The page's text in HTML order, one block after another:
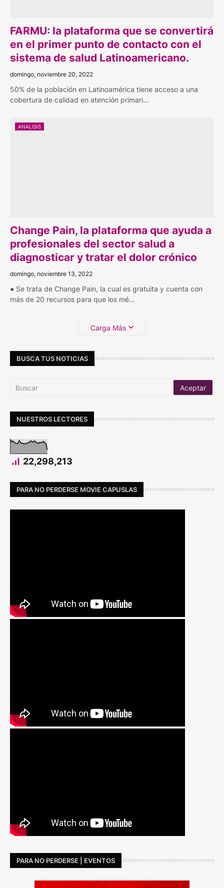
FARMU: la plataforma que se convertirá
en el primer punto de contacto con el
sistema de salud Latinoamericano.
domingo, noviembre 20, 2022
50% de la población en Latinoamérica tiene acceso a una
cobertura de calidad en atención primari…
ANALISIS
Change Pain, la plataforma que ayuda a
profesionales del sector salud a
diagnosticar y tratar el dolor crónico
domingo, noviembre 13, 2022
● Se trata de Change Pain, la cual es gratuita y cuenta con
más de 20 recursos para que los mé…
Carga Más
BUSCA TUS NOTICIAS
NUESTROS LECTORES
22,298,213
PARA NO PERDERSE MOVIE CAPUSLAS
PARA NO PERDERSE | EVENTOS